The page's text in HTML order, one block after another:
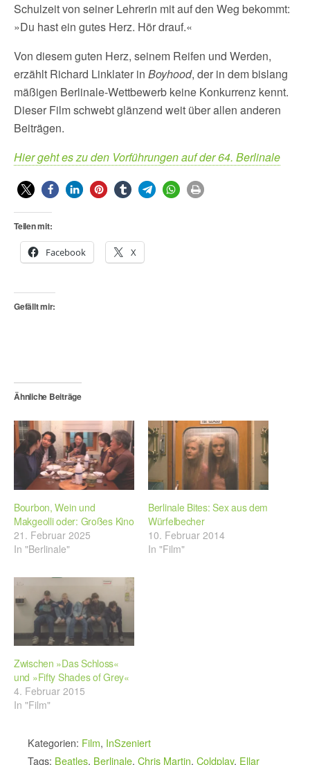
Schulzeit von seiner Lehrerin mit auf den Weg bekommt:
»Du hast ein gutes Herz. Hör drauf.«
Von diesem guten Herz, seinem Reifen und Werden,
erzählt Richard Linklater in Boyhood, der in dem bislang
mäßigen Berlinale-Wettbewerb keine Konkurrenz kennt.
Dieser Film schwebt glänzend weit über allen anderen
Beiträgen.
Hier geht es zu den Vorführungen auf der 64. Berlinale
Teilen mit:
Facebook X
Gefällt mir:
Ähnliche Beiträge
Bourbon, Wein und
Makgeolli oder: Großes Kino
21. Februar 2025
In "Berlinale"
Berlinale Bites: Sex aus dem
Würfelbecher
10. Februar 2014
In "Film"
Zwischen »Das Schloss«
und »Fifty Shades of Grey«
4. Februar 2015
In "Film"
Kategorien: Film, InSzeniert
Tags: Beatles, Berlinale, Chris Martin, Coldplay, Ellar